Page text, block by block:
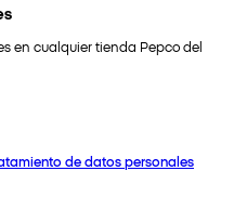
en cualquier tienda Pepco del
de datos personales